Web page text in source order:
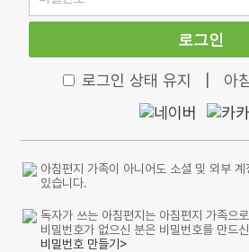
로그인
로그인 상태 유지 아
아침편지 가족이 아니어도 소셜 및 외부
있습니다.
독자가 쓰는 아침편지는 아침편지 가족으
비밀번호가 없으신 분은 비밀번호를 만드
비밀번호 만들기>